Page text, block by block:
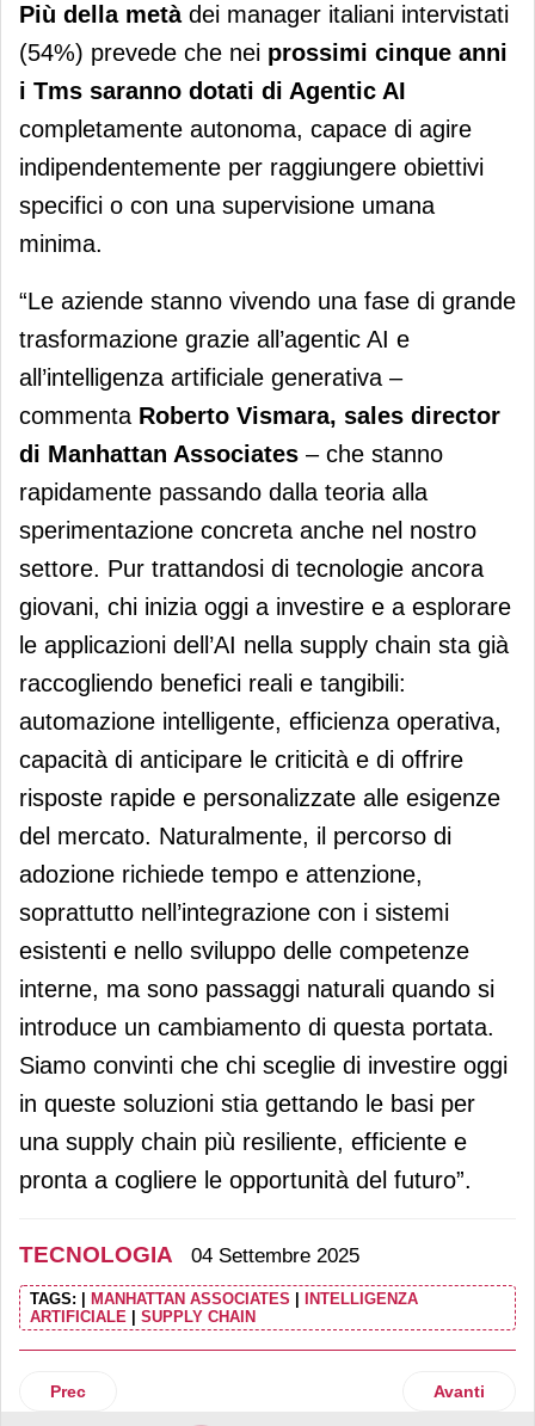
Più della metàdei manager italiani intervistati
(54%) prevede che nei prossimi cinque anni
i Tms saranno dotati di Agentic AI
completamente autonoma, capace di agire
indipendentemente per raggiungere obiettivi
specifici o con una supervisione umana
minima.
“Le aziende stanno vivendo una fase di grande
trasformazione grazie all’agentic AI e
all’intelligenza artificiale generativa –
commenta Roberto Vismara, sales director
di Manhattan Associates – che stanno
rapidamente passando dalla teoria alla
sperimentazione concreta anche nel nostro
settore. Pur trattandosi di tecnologie ancora
giovani, chi inizia oggi a investire e a esplorare
le applicazioni dell’AI nella supply chain sta già
raccogliendo benefici reali e tangibili:
automazione intelligente, efficienza operativa,
capacità di anticipare le criticità e di offrire
risposte rapide e personalizzate alle esigenze
del mercato. Naturalmente, il percorso di
adozione richiede tempo e attenzione,
soprattutto nell’integrazione con i sistemi
esistenti e nello sviluppo delle competenze
interne, ma sono passaggi naturali quando si
introduce un cambiamento di questa portata.
Siamo convinti che chi sceglie di investire oggi
in queste soluzioni stia gettando le basi per
una supply chain più resiliente, efficiente e
pronta a cogliere le opportunità del futuro”.
TECNOLOGIA 04 Settembre 2025
TAGS: MANHATTAN ASSOCIATES
INTELLIGENZA
ARTIFICIALE
SUPPLY CHAIN
Articolo precedente: Tigros e ReStore rafforzano la
Prec Articolo
Avanti